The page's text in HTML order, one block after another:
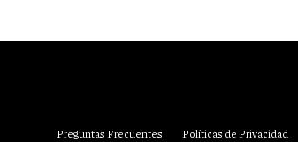
Preguntas Frecuentes Políticas de Privacidad